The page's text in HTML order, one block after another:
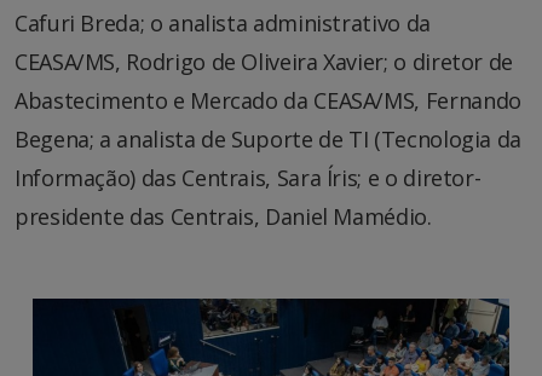
Cafuri Breda; o analista administrativo da
CEASA/MS, Rodrigo de Oliveira Xavier; o diretor de
Abastecimento e Mercado da CEASA/MS, Fernando
Begena; a analista de Suporte de TI (Tecnologia da
Informação) das Centrais, Sara Íris; e o diretor-
presidente das Centrais, Daniel Mamédio.